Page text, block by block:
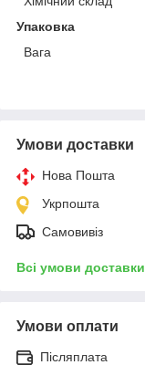
Упаковка
Вага
Умови доставки
Нова Пошта
Укрпошта
Самовивіз
Всі умови доставки
Умови оплати
Післяплата